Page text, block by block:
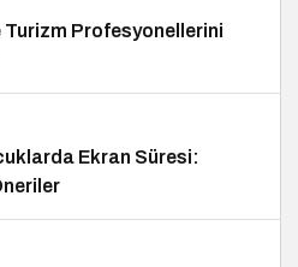
Turizm Profesyonellerini
Ekran Süresi: